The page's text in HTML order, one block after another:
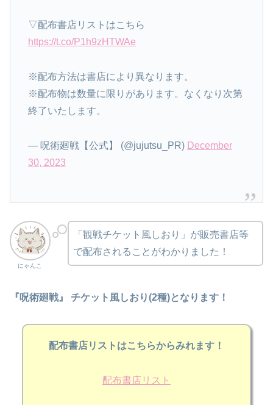
▽配布書店リストはこちら
https://t.co/P1h9zHTWAe
※配布方法は書店により異なります。
※配布物は数量に限りがあります。なくなり次第
終了いたします。
— 呪術廻戦【公式】 (@jujutsu_PR) December
30, 2023
にゃんこ
「観戦チケット風しおり」が販売書店等
で配布されることがわかりました！
『呪術廻戦』 チケット風しおり(2種)となります！
配布書店リストはこちらからみれます！
配布書店リスト